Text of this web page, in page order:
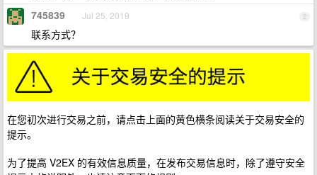
2
745839 Jul 25, 2019
联系方式？
在您初次进行交易之前，请点击上面的黄色横条阅读关于交易安全的
提示。
为了提高 V2EX 的有效信息质量，在发布交易信息时，除了遵守安全